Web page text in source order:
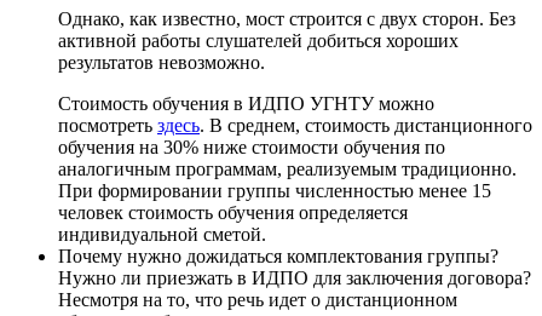
Однако, как известно, мост строится с двух сторон. Без
активной работы слушателей добиться хороших
результатов невозможно.
Стоимость обучения в ИДПО УГНТУ можно
посмотреть здесь. В среднем, стоимость дистанционного
обучения на 30% ниже стоимости обучения по
аналогичным программам, реализуемым традиционно.
При формировании группы численностью менее 15
человек стоимость обучения определяется
индивидуальной сметой.
Почему нужно дожидаться комплектования группы?
Нужно ли приезжать в ИДПО для заключения договора?
Несмотря на то, что речь идет о дистанционном